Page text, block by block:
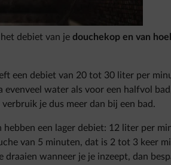
debiet van je douchekop en van
een debiet van 20 tot 30 liter per
water als voor een halfvol
je dus meer dan bij een bad.
hebben een lager debiet: 12 liter per
van 5 minuten, dat is 2 tot 3 keer
draaien wanneer je je inzeept, dan